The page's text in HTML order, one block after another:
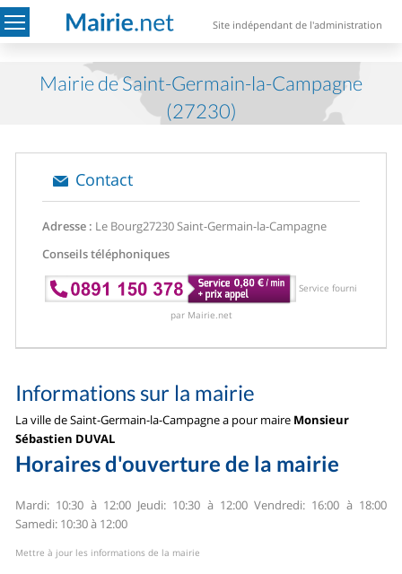
Site indépendant de l'administration
Mairie de Saint-Germain-la-Campagne
(27230)
Contact
Adresse : Le Bourg27230 Saint-Germain-la-Campagne
Conseils téléphoniques
Service fourni
par Mairie.net
Informations sur la mairie
La ville de Saint-Germain-la-Campagne a pour maire Monsieur
Sébastien DUVAL
Horaires d'ouverture de la mairie
Mardi: 10:30 à 12:00Jeudi: 10:30 à 12:00Vendredi: 16:00 à 18:00
Samedi: 10:30 à 12:00
Mettre à jour les informations de la mairie